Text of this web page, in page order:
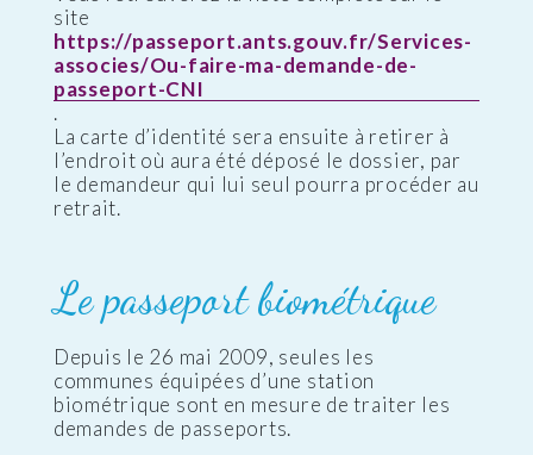
site
https://passeport.ants.gouv.fr/Services-
associes/Ou-faire-ma-demande-de-
passeport-CNI
.
La carte d’identité sera ensuite à retirer à
l’endroit où aura été déposé le dossier, par
le demandeur qui lui seul pourra procéder au
retrait.
Le passeport biométrique
Depuis le 26 mai 2009, seules les
communes équipées d’une station
biométrique sont en mesure de traiter les
demandes de passeports.